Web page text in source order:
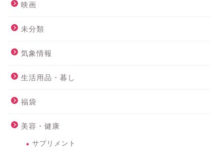
映画
未分類
気象情報
生活用品・暮し
福袋
美容・健康
サプリメント